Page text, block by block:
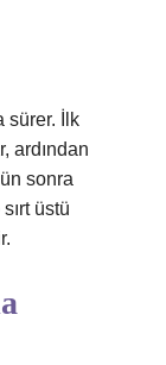
sürer. İlk
ardından
sonra
üstü